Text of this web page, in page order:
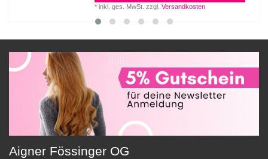
*inkl. ges. MwSt. zzgl.Versandkosten
Aigner Fössinger OG